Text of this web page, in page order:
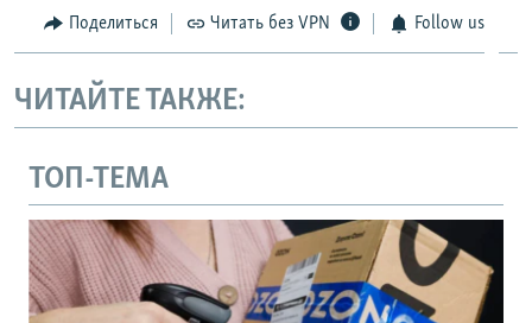
Поделиться Читать без VPN Follow us
ЧИТАЙТЕ ТАКЖЕ:
ТОП-ТЕМА